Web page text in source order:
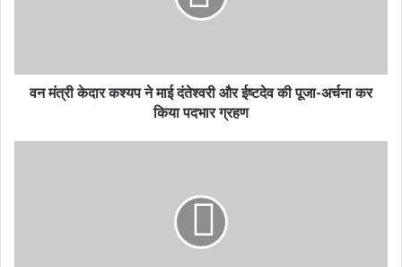
वन मंत्री केदार कश्यप ने माई दंतेश्वरी और ईष्टदेव की पूजा-अर्चना कर
किया पदभार ग्रहण